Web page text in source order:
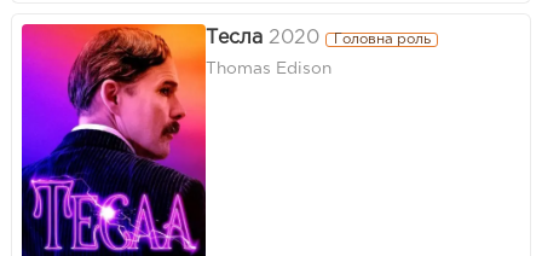
Тесла 2020 Головна роль
Thomas Edison